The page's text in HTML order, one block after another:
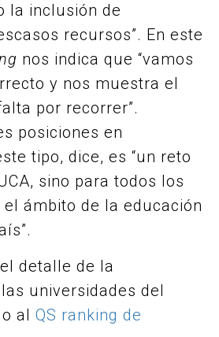
la inclusión de
recursos”. En este
nos indica que “vamos
y nos muestra el
por recorrer”.
posiciones en
tipo, dice, es “un reto
sino para todos los
ámbito de la educación
detalle de la
universidades del
al QS ranking de